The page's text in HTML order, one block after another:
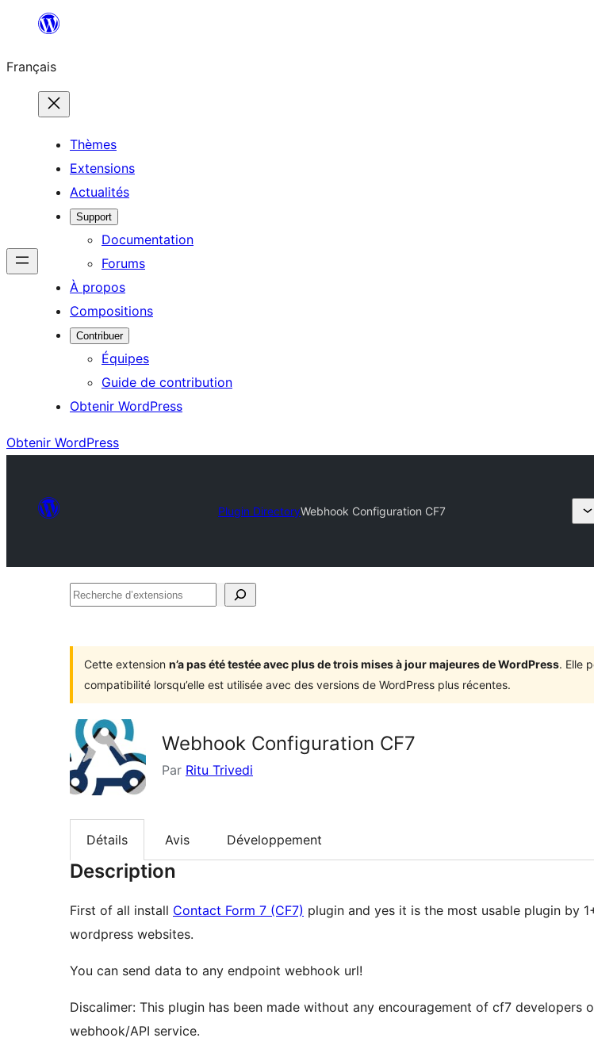
contenu
Français
Thèmes
Extensions
Actualités
Support
Documentation
Forums
À propos
Compositions
Contribuer
Équipes
Guide de contribution
Obtenir WordPress
Obtenir WordPress
Plugin DirectoryWebhook Configuration CF7
Recherche
Cette extension n’a pas été testée avec plus de trois mises à jour majeures de WordPress. Elle
compatibilité lorsqu’elle est utilisée avec des versions de WordPress plus récentes.
Webhook Configuration CF7
Par Ritu Trivedi
Détails Avis Développement
Description
First of all install Contact Form 7 (CF7)
wordpress websites.
You can send data to any endpoint webhook url!
Discalimer: This plugin has been made without any encouragement of cf7 developers
webhook/API service.